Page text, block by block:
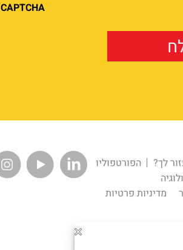
CAPTCHA
לך?
הפורטפוליו
מדיניות פרטיות